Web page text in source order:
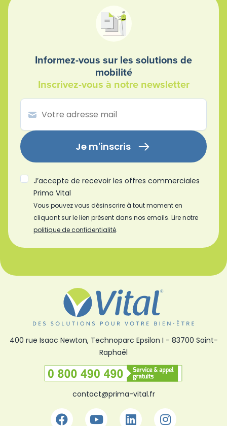
Informez-vous sur les solutions de
mobilité
Inscrivez-vous à notre newsletter
Je m'inscris
J’accepte de recevoir les offres commerciales
Prima Vital
Vous pouvez vous désinscrire à tout moment en
cliquant sur le lien présent dans nos emails. Lire notre
politique de confidentialité.
400 rue Isaac Newton, Technoparc Epsilon I - 83700 Saint-
Raphaël
contact@prima-vital.fr